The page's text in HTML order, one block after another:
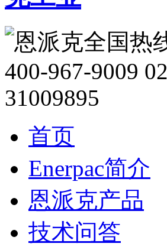
首页
Enerpac简介
恩派克产品
技术问答